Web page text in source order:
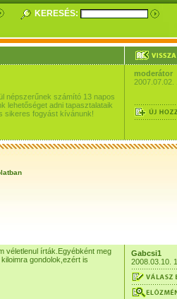
KERESÉS:
népszerűnek számító 13 napos
lehetőséget adni tapasztalataik
sikeres fogyást kívánunk!
moderátor
2007.07.02.
véletlenul írták.Egyébként meg
gondolok,ezért is
Gabcsi1
2008.03.10.